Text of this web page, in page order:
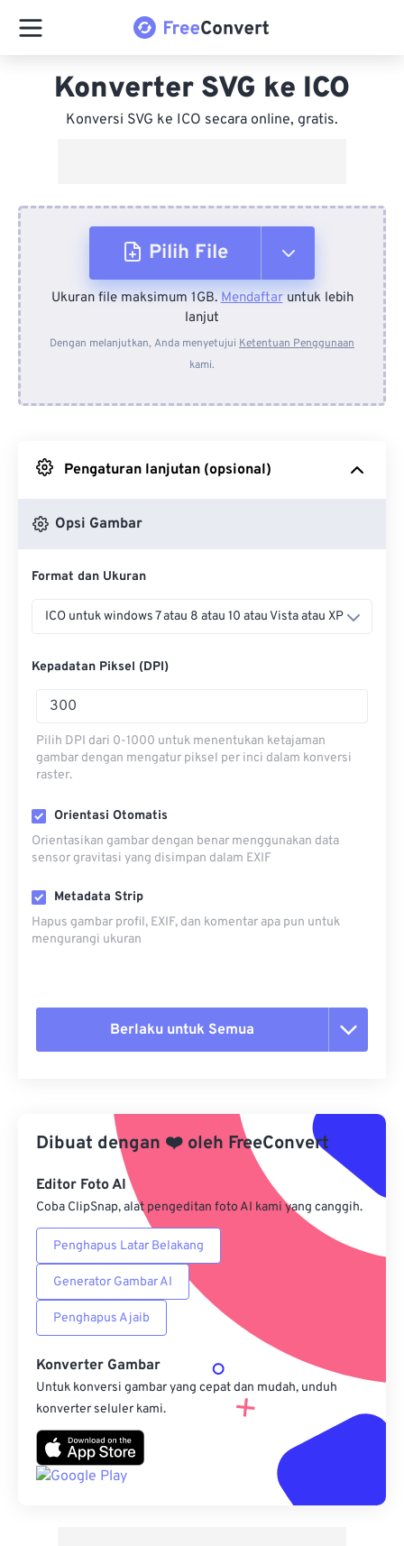
Konverter SVG ke ICO
Konversi SVG ke ICO secara online, gratis.
Pilih File
Dari Perangkat
Dari Dropbox
Ukuran file maksimum 1GB.Mendaftaruntuk lebih
lanjut
Dengan melanjutkan, Anda menyetujui Ketentuan Penggunaan
kami.
Pengaturan lanjutan (opsional)
Opsi Gambar
Format dan Ukuran
ICO untuk windows 7 atau 8 atau 10 atau Vista atau XP
Kepadatan Piksel (DPI)
Pilih DPI dari 0-1000 untuk menentukan ketajaman
gambar dengan mengatur piksel per inci dalam konversi
raster.
Orientasi Otomatis
Orientasikan gambar dengan benar menggunakan data
sensor gravitasi yang disimpan dalam EXIF
Metadata Strip
Hapus gambar profil, EXIF, dan komentar apa pun untuk
mengurangi ukuran
Berlaku untuk Semua
Terapkan dari Preset
Simpan sebagai Preset
Dibuat dengan ❤️ oleh FreeConvert
Editor Foto AI
Coba ClipSnap, alat pengeditan foto AI kami yang canggih.
Penghapus Latar Belakang
Generator Gambar AI
Penghapus Ajaib
Konverter Gambar
Untuk konversi gambar yang cepat dan mudah, unduh
konverter seluler kami.